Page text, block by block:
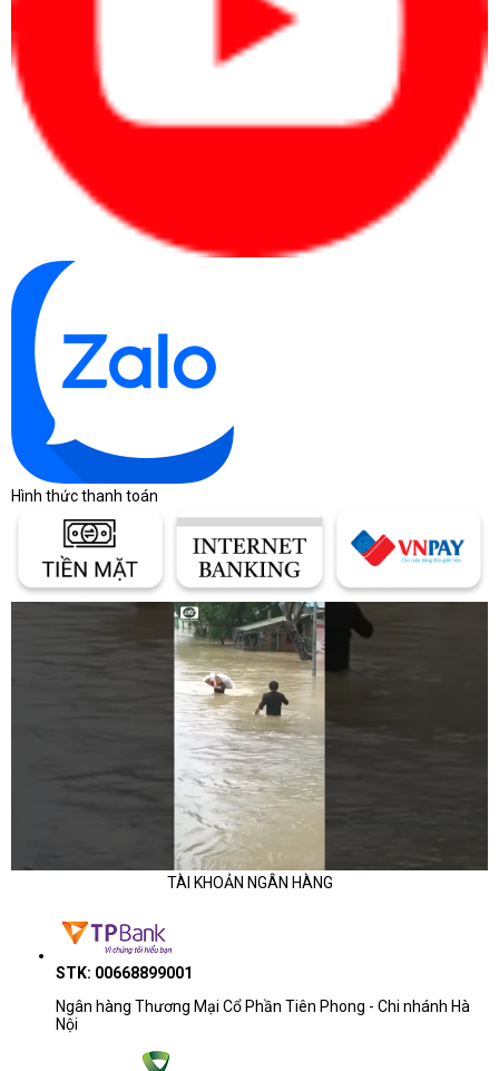
Hình thức thanh toán
TÀI KHOẢN NGÂN HÀNG
STK: 00668899001
Ngân hàng Thương Mại Cổ Phần Tiên Phong - Chi nhánh Hà
Nội